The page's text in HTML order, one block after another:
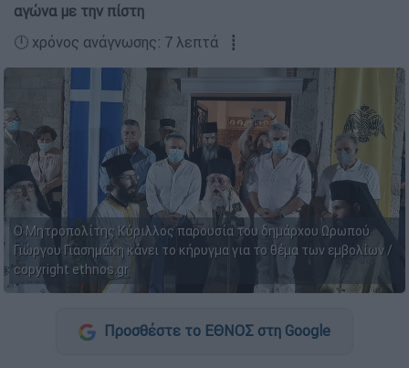
αγώνα με την πίστη
🕛 χρόνος ανάγνωσης: 7 λεπτά ┋
Ο Μητροπολίτης Κύριλλος παρουσία του δημάρχου Ωρωπού
Γιώργου Γιασημάκη κάνει το κήρυγμα για το θέμα των εμβολίων /
copyright ethnos.gr
Προσθέστε το ΕΘΝΟΣ στη Google